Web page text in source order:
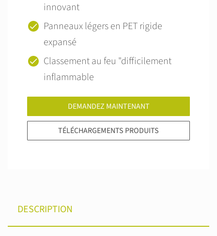
innovant
Panneaux légers en PET rigide
expansé
Classement au feu "difficilement
inflammable
DEMANDEZ MAINTENANT
TÉLÉCHARGEMENTS PRODUITS
DESCRIPTION